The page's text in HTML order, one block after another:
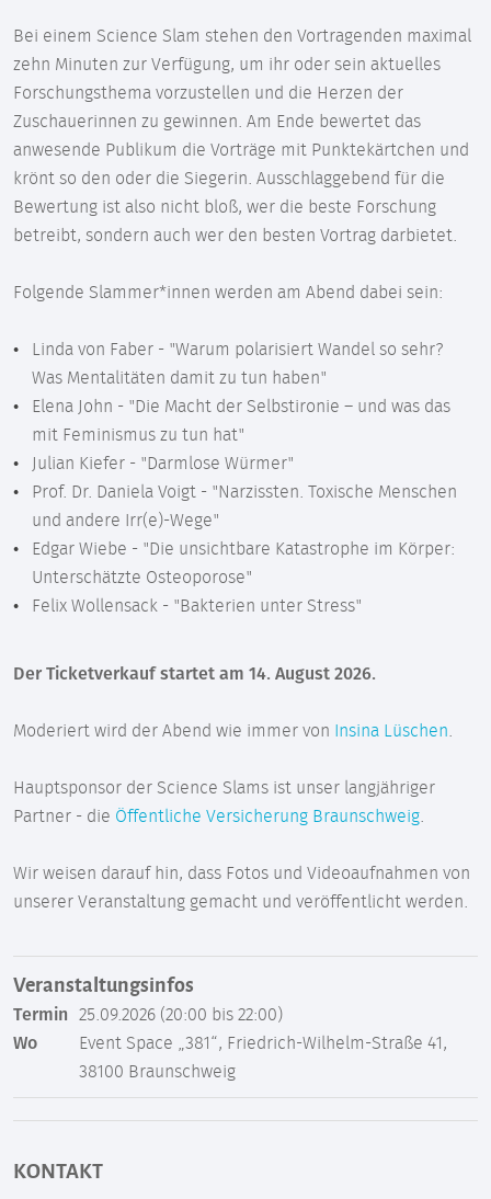
Bei einem Science Slam stehen den Vortragenden maximal
zehn Minuten zur Verfügung, um ihr oder sein aktuelles
Forschungsthema vorzustellen und die Herzen der
Zuschauerinnen zu gewinnen. Am Ende bewertet das
anwesende Publikum die Vorträge mit Punktekärtchen und
krönt so den oder die Siegerin. Ausschlaggebend für die
Bewertung ist also nicht bloß, wer die beste Forschung
betreibt, sondern auch wer den besten Vortrag darbietet.
Folgende Slammer*innen werden am Abend dabei sein:
Linda von Faber - "Warum polarisiert Wandel so sehr?
Was Mentalitäten damit zu tun haben"
Elena John - "Die Macht der Selbstironie – und was das
mit Feminismus zu tun hat"
Julian Kiefer - "Darmlose Würmer"
Prof. Dr. Daniela Voigt - "Narzissten. Toxische Menschen
und andere Irr(e)-Wege"
Edgar Wiebe - "Die unsichtbare Katastrophe im Körper:
Unterschätzte Osteoporose"
Felix Wollensack - "Bakterien unter Stress"
Der Ticketverkauf startet am 14. August 2026.
Moderiert wird der Abend wie immer von Insina Lüschen.
Hauptsponsor der Science Slams ist unser langjähriger
Partner - die Öffentliche Versicherung Braunschweig.
Wir weisen darauf hin, dass Fotos und Videoaufnahmen von
unserer Veranstaltung gemacht und veröffentlicht werden.
Veranstaltungsinfos
Termin
25.09.2026 (20:00 bis 22:00)
Wo
Event Space „381“, Friedrich-Wilhelm-Straße 41,
38100 Braunschweig
KONTAKT